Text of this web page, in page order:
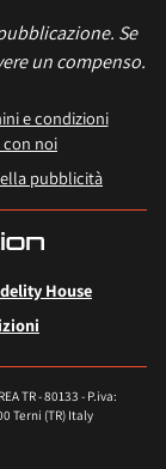
Se
un compenso.
e condizioni
con noi
pubblicità
House
TR - 80133 - P.iva:
Terni (TR) Italy